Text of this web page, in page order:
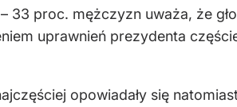
proc. mężczyzn uważa, że
uprawnień prezydenta
opowiadały się